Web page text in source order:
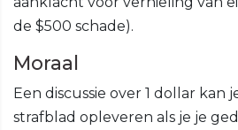
de $500 schade).
Moraal
Een discussie over 1 dollar kan
strafblad opleveren als je je